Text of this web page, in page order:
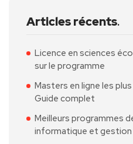
Articles récents.
Licence en sciences
sur le programme
Masters en ligne les
Guide complet
Meilleurs programmes
informatique et gestion